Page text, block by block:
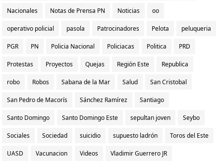
Nacionales Notas de Prensa PN Noticias oo
operativo policial pasola Patrocinadores Pelota peluqueria
PGR PN Policia Nacional Policiacas Politica PRD
Protestas Proyectos Quejas Región Este Republica
robo Robos Sabana de la Mar Salud San Cristobal
San Pedro de Macorís Sánchez Ramírez Santiago
Santo Domingo Santo Domingo Este sepultan joven Seybo
Sociales Sociedad suicidio supuesto ladrón Toros del Este
UASD Vacunacion Videos Vladimir Guerrero JR